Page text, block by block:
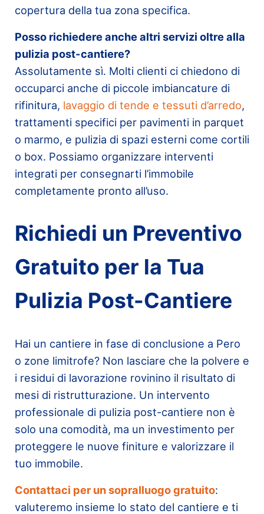
copertura della tua zona specifica.
Posso richiedere anche altri servizi oltre alla
pulizia post-cantiere?
Assolutamente sì. Molti clienti ci chiedono di
occuparci anche di piccole imbiancature di
rifinitura, lavaggio di tende e tessuti d’arredo,
trattamenti specifici per pavimenti in parquet
o marmo, e pulizia di spazi esterni come cortili
o box. Possiamo organizzare interventi
integrati per consegnarti l’immobile
completamente pronto all’uso.
Richiedi un Preventivo
Gratuito per la Tua
Pulizia Post-Cantiere
Hai un cantiere in fase di conclusione a Pero
o zone limitrofe? Non lasciare che la polvere e
i residui di lavorazione rovinino il risultato di
mesi di ristrutturazione. Un intervento
professionale di pulizia post-cantiere non è
solo una comodità, ma un investimento per
proteggere le nuove finiture e valorizzare il
tuo immobile.
Contattaci per un sopralluogo gratuito:
valuteremo insieme lo stato del cantiere e ti